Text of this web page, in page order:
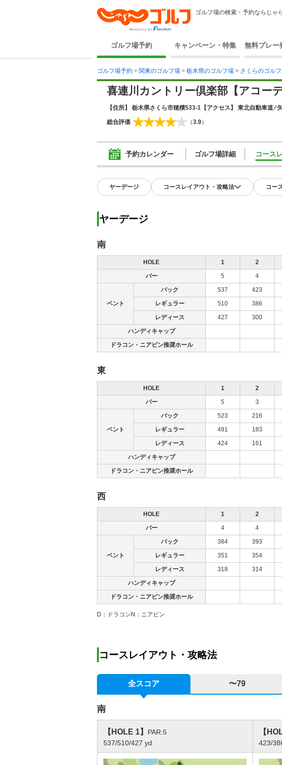
ゴルフ場の検索・予約ならじゃ
ゴルフ場予約 キャンペーン・特集 無料プレー
ゴルフ場予約 > 関東のゴルフ場 > 栃木県のゴルフ場 > さくらのゴル
喜連川カントリー倶楽部【アコーデ
【住所】 栃木県さくら市穂積533-1 【アクセス】 東北自動車道 ⁄
総合評価 （3.9）
予約カレンダー ゴルフ場詳細 コース
ヤーデージ コースレイアウト・攻略法 コー
ヤーデージ
南
HOLE 1 2
パー
5 4
ベント
バック 537 423
レギュラー
510 386
レディース
427 300
ハンディキャップ
ドラコン・ニアピン推奨ホール
東
HOLE 1 2
パー
5 3
ベント
バック 523 216
レギュラー
491 183
レディース
424 161
ハンディキャップ
ドラコン・ニアピン推奨ホール
西
HOLE 1 2
パー
4 4
ベント
バック 384 393
レギュラー
351 354
レディース
318 314
ハンディキャップ
ドラコン・ニアピン推奨ホール
D：ドラコン N：ニアピン
コースレイアウト・攻略法
全スコア 〜79
南
【HOLE 1】 PAR:5
537/510/427 yd
【
423/